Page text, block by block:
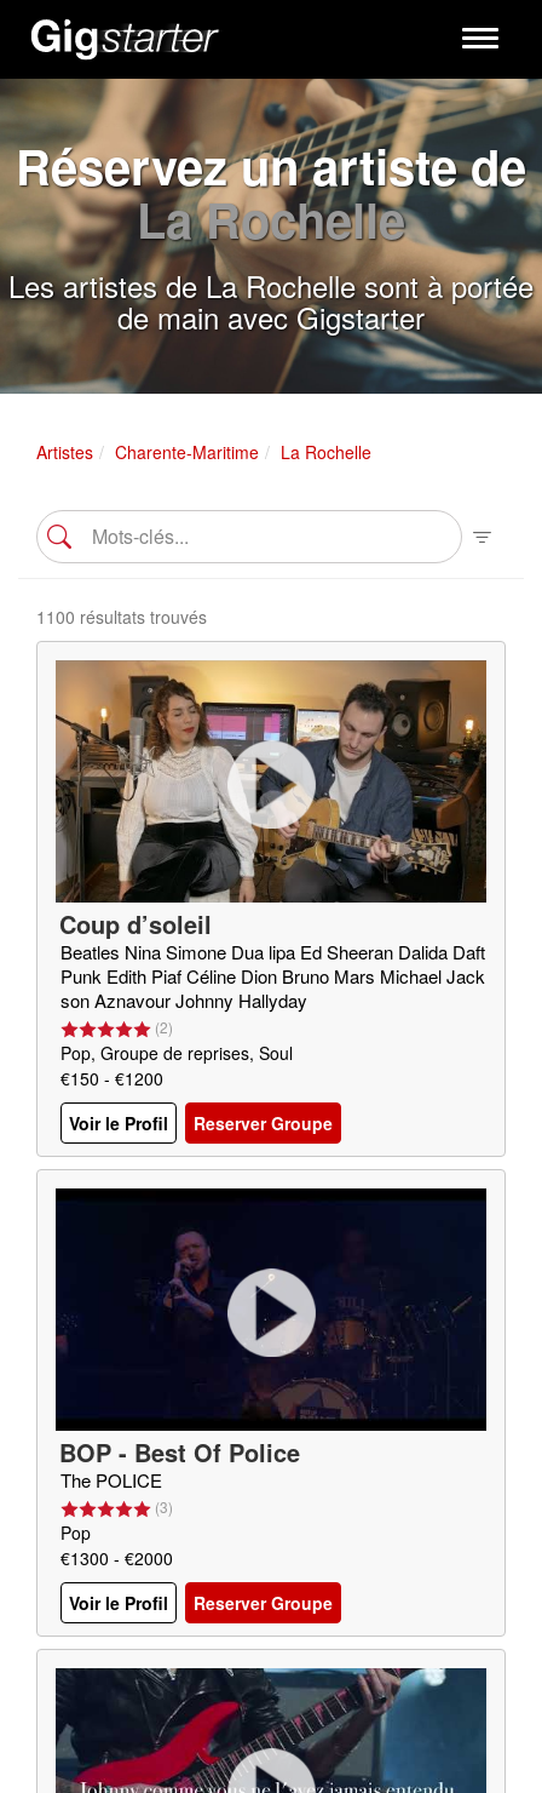
Toggle
Réservez un artiste de
La Rochelle
Les artistes de La Rochelle sont à portée
de main avec Gigstarter
Artistes Charente-Maritime La Rochelle
1100 résultats trouvés
Coup d’soleil
Beatles Nina Simone Dua lipa Ed Sheeran Dalida Daft
Punk Edith Piaf Céline Dion Bruno Mars Michael Jack
son Aznavour Johnny Hallyday
(2)
Pop, Groupe de reprises, Soul
€150 - €1200
Voir le Profil
Reserver Groupe
BOP - Best Of Police
The POLICE
(3)
Pop
€1300 - €2000
Voir le Profil
Reserver Groupe